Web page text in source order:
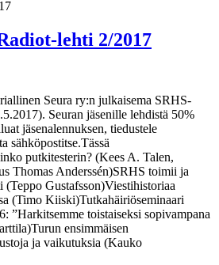
lehti 2/2017
Seura ry:n julkaisema SRHS-
Seuran jäsenille lehdistä 50%
jäsenalennuksen, tiedustele
sähköpostitse.Tässä
putkitesterin? (Kees A. Talen,
Thomas Anderssén)SRHS toimii ja
(Teppo Gustafsson)Viestihistoriaa
(Timo Kiiski)Tutkahäiriöseminaari
”Harkitsemme toistaiseksi sopivampana
ensimmäisen
ja vaikutuksia (Kauko